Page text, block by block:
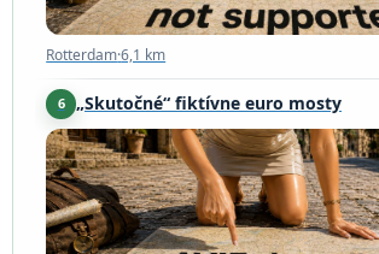
Rotterdam·6,1 km
6 „Skutočné“ fiktívne euro mosty
Spijkenisse·13 km